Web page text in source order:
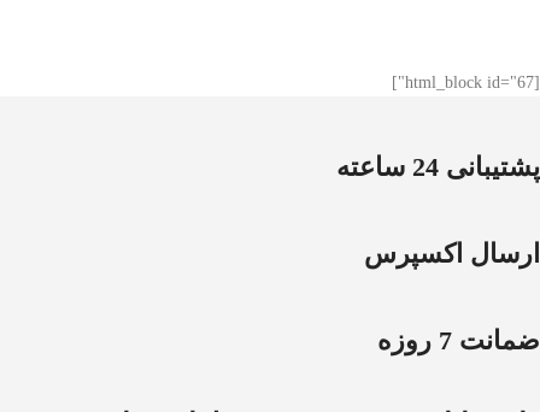
[html_block id="67"]
پشتیبانی 24 ساعته
ارسال اکسپرس
ضمانت 7 روزه